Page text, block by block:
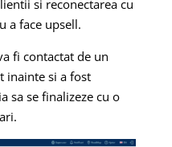
si reconectarea cu
a face upsell.
fi contactat de un
inainte si a fost
sa se finalizeze cu o